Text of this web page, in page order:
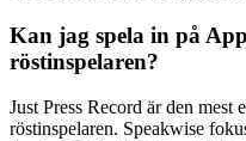
Kan jag spela in på
röstinspelaren?
Just Press Record är den mest
röstinspelaren. Speakwise